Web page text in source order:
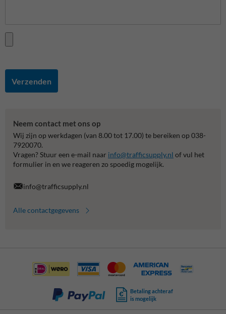
Verzenden
Neem contact met ons op
Wij zijn op werkdagen (van 8.00 tot 17.00) te bereiken op 038-
7920070.
Vragen? Stuur een e-mail naar info@trafficsupply.nl of vul het
formulier in en we reageren zo spoedig mogelijk.
info@trafficsupply.nl
Alle contactgegevens
Betaling achteraf
is mogelijk